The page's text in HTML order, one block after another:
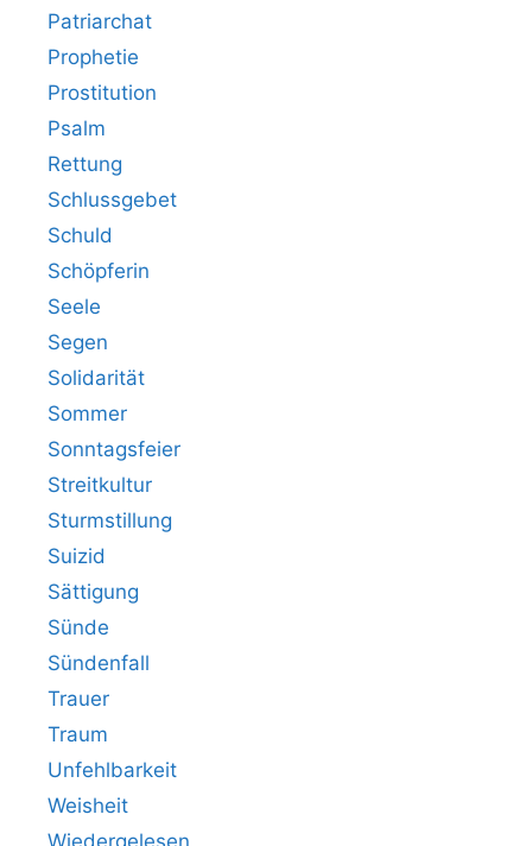
Patriarchat
Prophetie
Prostitution
Psalm
Rettung
Schlussgebet
Schuld
Schöpferin
Seele
Segen
Solidarität
Sommer
Sonntagsfeier
Streitkultur
Sturmstillung
Suizid
Sättigung
Sünde
Sündenfall
Trauer
Traum
Unfehlbarkeit
Weisheit